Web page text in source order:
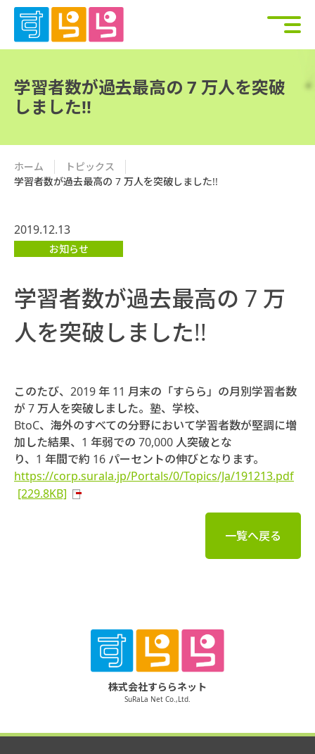
学習者数が過去最高の 7 万人を突破
しました!!
ホーム
トピックス
学習者数が過去最高の 7 万人を突破しました!!
2019.12.13
お知らせ
学習者数が過去最高の 7 万
人を突破しました!!
このたび、2019 年 11 月末の「すらら」の月別学習者数
が 7 万人を突破しました。塾、学校、
BtoC、海外のすべての分野において学習者数が堅調に増
加した結果、1 年弱での 70,000 人突破とな
り、1 年間で約 16 パーセントの伸びとなります。
https://corp.surala.jp/Portals/0/Topics/Ja/191213.pdf
[229.8KB]
一覧へ戻る
株式会社すららネット
SuRaLa Net Co.,Ltd.